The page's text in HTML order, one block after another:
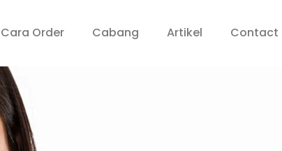
Cara Order Cabang Artikel Contact